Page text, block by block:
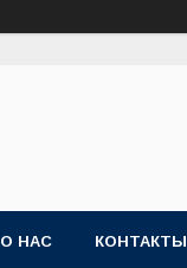
О НАС КОНТАКТЫ